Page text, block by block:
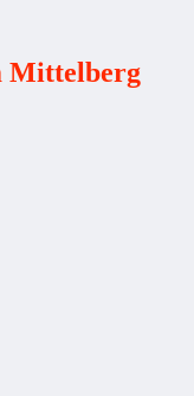
Mittelberg